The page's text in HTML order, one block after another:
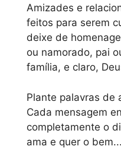
Amizades e
feitos para serem
deixe de
ou namorado, pai
família, e claro,
Plante palavras de
Cada mensagem
completamente o
ama e quer o bem...